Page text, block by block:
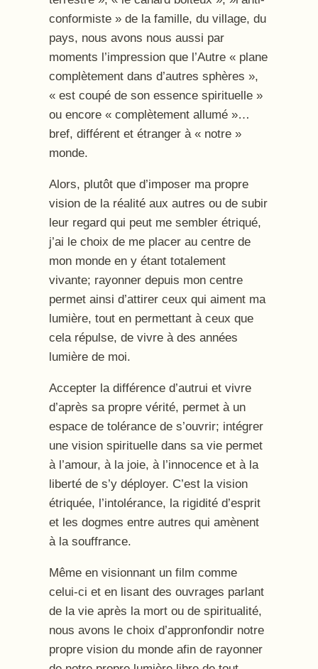
conformiste » de la famille, du village, du
pays, nous avons nous aussi par
moments l’impression que l’Autre « plane
complètement dans d’autres sphères »,
« est coupé de son essence spirituelle »
ou encore « complètement allumé »…
bref, différent et étranger à « notre »
monde.
Alors, plutôt que d’imposer ma propre
vision de la réalité aux autres ou de subir
leur regard qui peut me sembler étriqué,
j’ai le choix de me placer au centre de
mon monde en y étant totalement
vivante; rayonner depuis mon centre
permet ainsi d’attirer ceux qui aiment ma
lumière, tout en permettant à ceux que
cela répulse, de vivre à des années
lumière de moi.
Accepter la différence d’autrui et vivre
d’après sa propre vérité, permet à un
espace de tolérance de s’ouvrir; intégrer
une vision spirituelle dans sa vie permet
à l’amour, à la joie, à l’innocence et à la
liberté de s’y déployer. C’est la vision
étriquée, l’intolérance, la rigidité d’esprit
et les dogmes entre autres qui amènent
à la souffrance.
Même en visionnant un film comme
celui-ci et en lisant des ouvrages parlant
de la vie après la mort ou de spiritualité,
nous avons le choix d’appronfondir notre
propre vision du monde afin de rayonner